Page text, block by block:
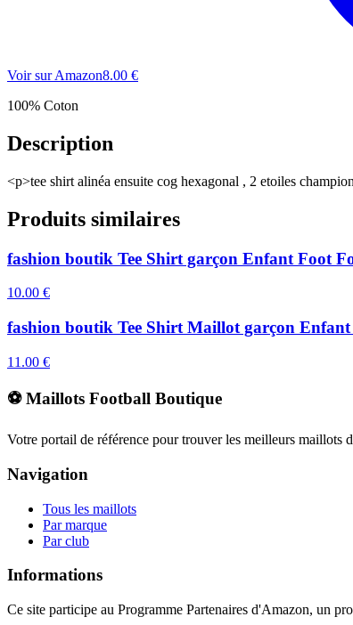
Voir sur Amazon8.00 €
100% Coton
Description
<p>tee shirt alinéa ensuite cog hexagonal , 2 etoiles
Produits similaires
fashion boutik Tee Shirt garçon Enfant Foot
10.00 €
fashion boutik Tee Shirt Maillot garçon
11.00 €
⚽ Maillots Football Boutique
Votre portail de référence pour trouver les meilleurs maillots
Navigation
Tous les maillots
Par marque
Par club
Informations
Ce site participe au Programme Partenaires d'Amazon, un